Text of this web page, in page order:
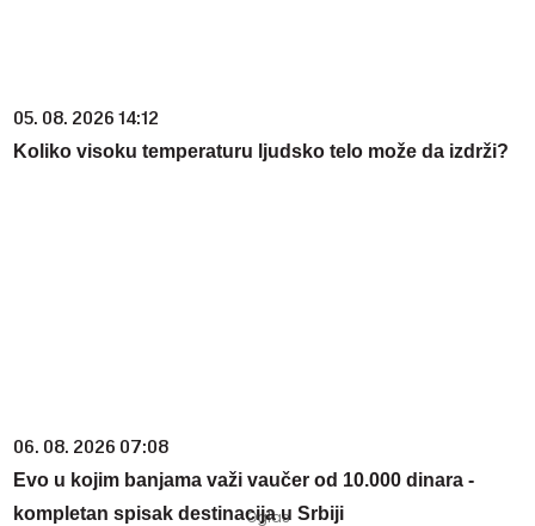
05. 08. 2026 14:12
Koliko visoku temperaturu ljudsko telo može da izdrži?
06. 08. 2026 07:08
Evo u kojim banjama važi vaučer od 10.000 dinara -
kompletan spisak destinacija u Srbiji